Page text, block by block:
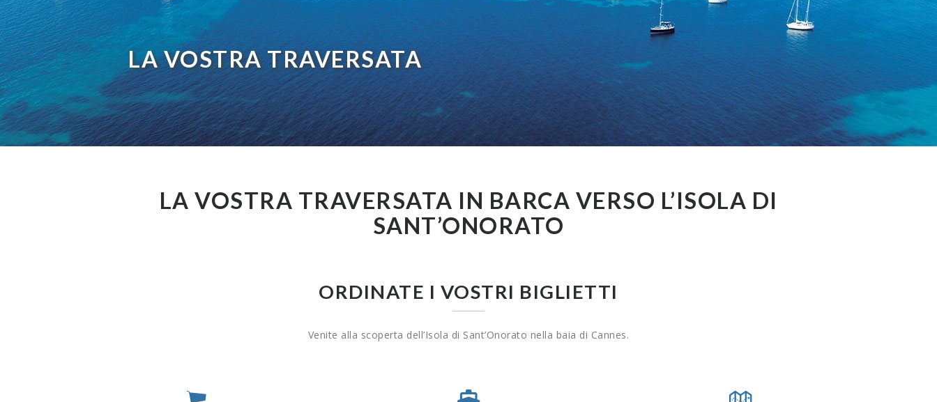
LA VOSTRA TRAVERSATA
LA VOSTRA TRAVERSATA IN BARCA VERSO L’ISOLA DI
SANT’ONORATO
ORDINATE I VOSTRI BIGLIETTI
Venite alla scoperta dell’Isola di Sant’Onorato nella baia di Cannes.